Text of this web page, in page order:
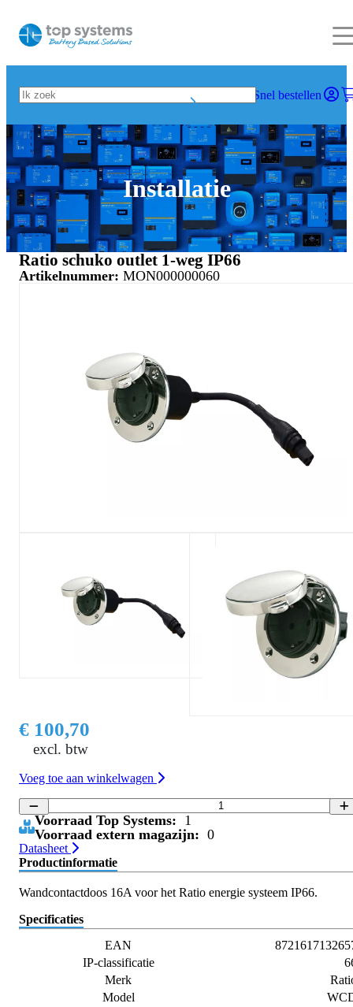
Snel bestellen
Installatie
Ratio schuko outlet 1-weg IP66
Artikelnummer: MON000000060
€ 100,70
excl. btw
Voeg toe aan winkelwagen
Voorraad Top Systems: 1
Voorraad extern magazijn: 0
Datasheet
Productinformatie
Wandcontactdoos 16A voor het Ratio energie systeem IP66.
Specificaties
EAN
IP-classificatie
Merk
Model